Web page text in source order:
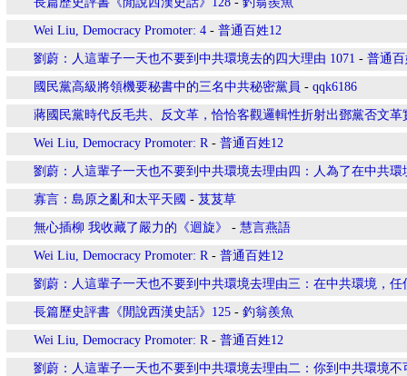
Wei Liu, Democracy Promoter: 4 - 普通百姓12
劉蔚：人這輩子一天也不要到中共環境去的四大理由 1071 - 普通百
國民黨高級將領機要秘書中的三名中共秘密黨員 - qqk6186
蔣國民黨時代反毛共、反文革，恰恰客觀邏輯性折射出鄧黨否文
Wei Liu, Democracy Promoter: R- 普通百姓12
劉蔚：人這輩子一天也不要到中共環境去理由四：人為了在中共環
寡言：島原之亂和太平天國 - 芨芨草
無心插柳 我收藏了嚴力的《迴旋》 - 慧言燕語
Wei Liu, Democracy Promoter: R- 普通百姓12
劉蔚：人這輩子一天也不要到中共環境去理由三：在中共環境，任
長篇歷史評書《閒說西漢史話》125 - 釣翁羨魚
Wei Liu, Democracy Promoter: R- 普通百姓12
劉蔚：人這輩子一天也不要到中共環境去理由二：你到中共環境不